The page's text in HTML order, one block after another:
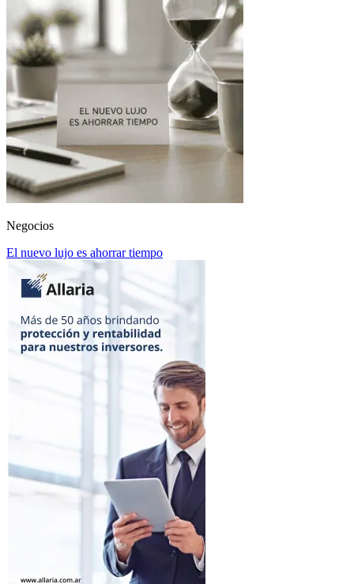
Negocios
El nuevo lujo es ahorrar tiempo